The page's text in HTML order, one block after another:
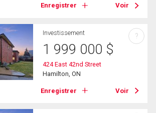
Enregistrer Voir
Investissement
1 999 000 $
424 East 42nd Street
Hamilton, ON
Enregistrer Voir
?